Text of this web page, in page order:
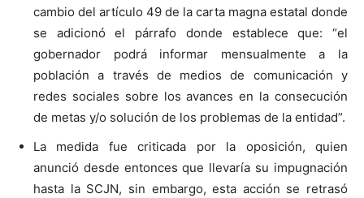
cambio del artículo 49 de la carta magna estatal donde
se adicionó el párrafo donde establece que: “el
gobernador podrá informar mensualmente a la
población a través de medios de comunicación y
redes sociales sobre los avances en la consecución
de metas y/o solución de los problemas de la entidad”.
La medida fue criticada por la oposición, quien
anunció desde entonces que llevaría su impugnación
hasta la SCJN, sin embargo, esta acción se retrasó